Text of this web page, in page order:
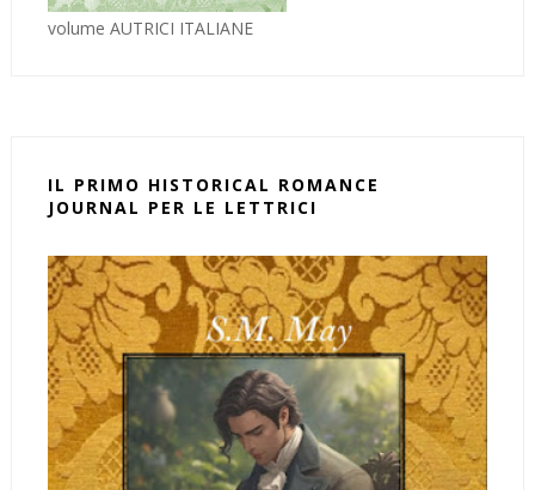
volume AUTRICI ITALIANE
IL PRIMO HISTORICAL ROMANCE
JOURNAL PER LE LETTRICI